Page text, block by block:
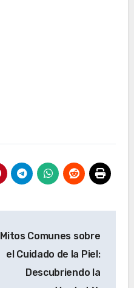
Mitos Comunes sobre
el Cuidado de la Piel:
Descubriendo la